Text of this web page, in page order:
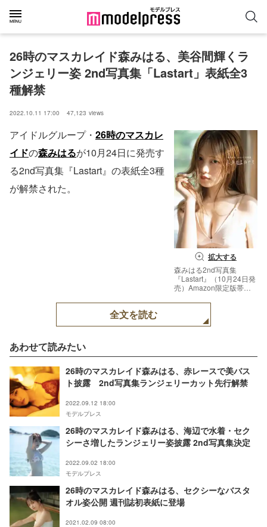
26時のマスカレイド森みはる、美谷間輝くラ
ンジェリー姿 2nd写真集「Lastart」表紙全3
種解禁
2022.10.11 17:00 47,123 views
拡大する
森みはる2nd写真集
『Lastart』（10月24日発
売）Amazon限定版帯ナ
社
アイドルグループ・ 26時のマスカレ
イドの森みはるが10月24日に発売す
る2nd写真集『Lastart』の表紙全3種
が解禁された。
全文を読む
あわせて読みたい
26時のマスカレイド森みはる、赤レースで美バス
ト披露 2nd写真集ランジェリーカット先行解禁
2022.09.12 18:00
モデルプレス
26時のマスカレイド森みはる、海辺で水着・セク
シーさ増したランジェリー姿披露 2nd写真集決定
2022.09.02 18:00
モデルプレス
26時のマスカレイド森みはる、セクシーなバスタ
オル姿公開 週刊誌初表紙に登場
2021.02.09 08:00